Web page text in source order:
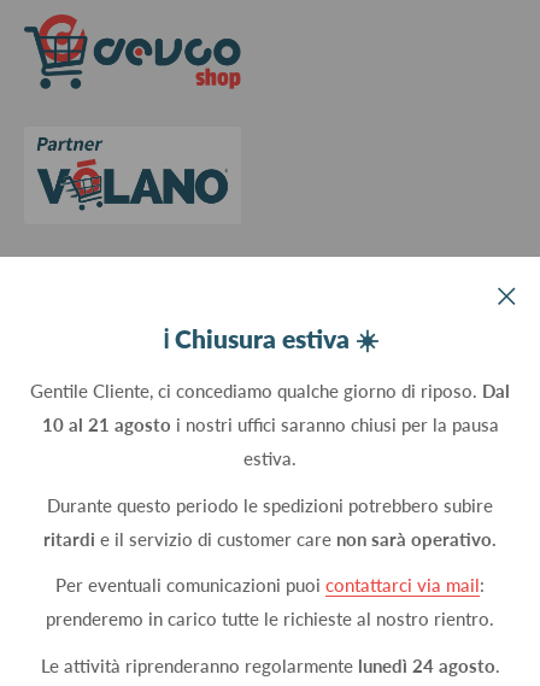
ℹ️ Chiusura estiva ☀️
Gentile Cliente, ci concediamo qualche giorno di riposo. Dal
10 al 21 agosto i nostri uffici saranno chiusi per la pausa
estiva.
Durante questo periodo le spedizioni potrebbero subire
ritardi e il servizio di customer care non sarà operativo.
Per eventuali comunicazioni puoi contattarci via mail:
prenderemo in carico tutte le richieste al nostro rientro.
Le attività riprenderanno regolarmente lunedì 24 agosto
Richiedi preventivo
Contattaci
Informativa su resi e rimborsi
Privacy Policy
Aggiorna le preferenze sui cookie
C.Fisc. P.IVA 09934830960
Seguici
Accettiamo
© 2026 DEVCOshop